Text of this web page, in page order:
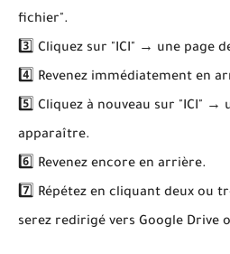
fichier".
3️⃣ Cliquez sur "ICI" → une page
4️⃣ Revenez immédiatement en
5️⃣ Cliquez à nouveau sur "ICI" →
apparaître.
6️⃣ Revenez encore en arrière.
7️⃣ Répétez en cliquant deux ou
serez redirigé vers Google Drive